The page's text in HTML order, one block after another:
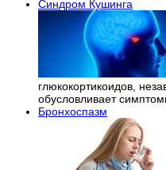
Синдром Кушинга
глюкокортикоидов,
обусловливает
Бронхоспазм